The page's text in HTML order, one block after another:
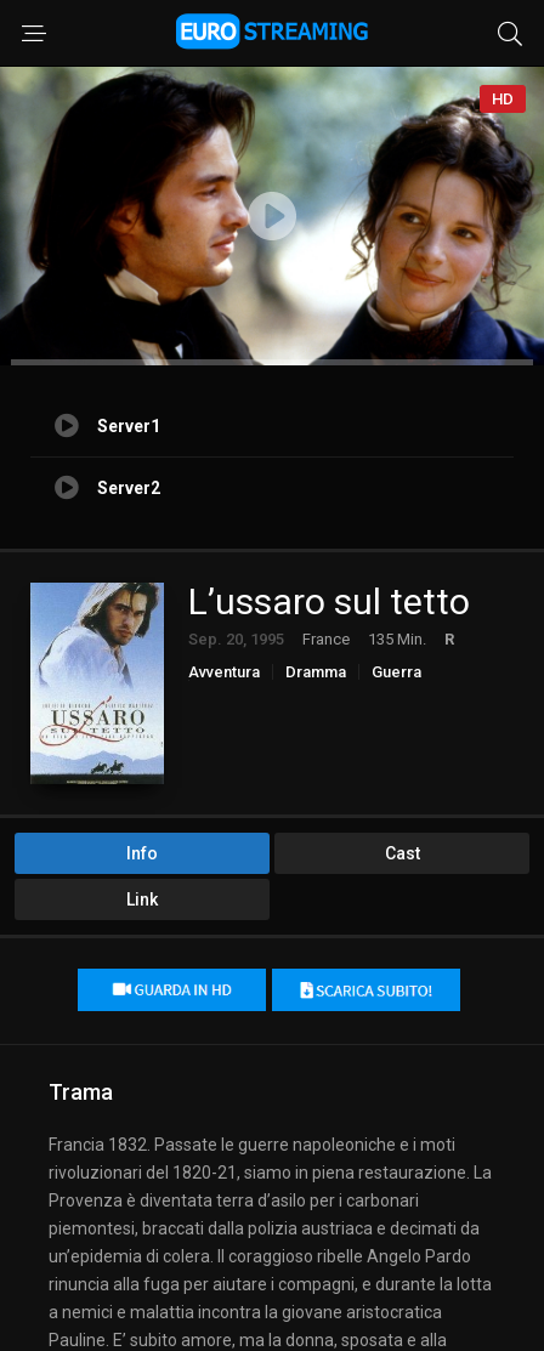
HD
Server1
Server2
L’ussaro sul tetto
Sep. 20, 1995 France 135 Min.
R
Avventura
Dramma
Guerra
Info Cast
Link
Trama
Francia 1832. Passate le guerre napoleoniche e i moti
rivoluzionari del 1820-21, siamo in piena restaurazione. La
Provenza è diventata terra d’asilo per i carbonari
piemontesi, braccati dalla polizia austriaca e decimati da
un’epidemia di colera. Il coraggioso ribelle Angelo Pardo
rinuncia alla fuga per aiutare i compagni, e durante la lotta
a nemici e malattia incontra la giovane aristocratica
Pauline. E’ subito amore, ma la donna, sposata e alla